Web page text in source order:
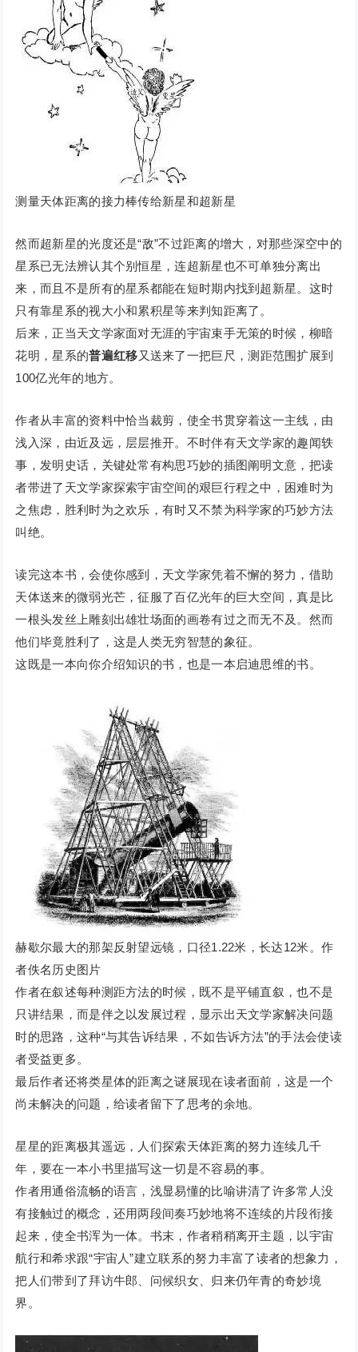
测量天体距离的接力棒传给新星和超新星
然而超新星的光度还是“敌”不过距离的增大，对那些深空中的
星系已无法辨认其个别恒星，连超新星也不可单独分离出
来，而且不是所有的星系都能在短时期内找到超新星。这时
只有靠星系的视大小和累积星等来判知距离了。
后来，正当天文学家面对无涯的宇宙束手无策的时候，柳暗
花明，星系的普遍红移又送来了一把巨尺，测距范围扩展到
100亿光年的地方。
作者从丰富的资料中恰当裁剪，使全书贯穿着这一主线，由
浅入深，由近及远，层层推开。不时伴有天文学家的趣闻轶
事，发明史话，关键处常有构思巧妙的插图阐明文意，把读
者带进了天文学家探索宇宙空间的艰巨行程之中，困难时为
之焦虑，胜利时为之欢乐，有时又不禁为科学家的巧妙方法
叫绝。
读完这本书，会使你感到，天文学家凭着不懈的努力，借助
天体送来的微弱光芒，征服了百亿光年的巨大空间，真是比
一根头发丝上雕刻出雄壮场面的画卷有过之而无不及。然而
他们毕竟胜利了，这是人类无穷智慧的象征。
这既是一本向你介绍知识的书，也是一本启迪思维的书。
赫歇尔最大的那架反射望远镜，口径1.22米，长达12米。作
者佚名历史图片
作者在叙述每种测距方法的时候，既不是平铺直叙，也不是
只讲结果，而是伴之以发展过程，显示出天文学家解决问题
时的思路，这种“与其告诉结果，不如告诉方法”的手法会使读
者受益更多。
最后作者还将类星体的距离之谜展现在读者面前，这是一个
尚未解决的问题，给读者留下了思考的余地。
星星的距离极其遥远，人们探索天体距离的努力连续几千
年，要在一本小书里描写这一切是不容易的事。
作者用通俗流畅的语言，浅显易懂的比喻讲清了许多常人没
有接触过的概念，还用两段间奏巧妙地将不连续的片段衔接
起来，使全书浑为一体。书末，作者稍稍离开主题，以宇宙
航行和希求跟“宇宙人”建立联系的努力丰富了读者的想象力，
把人们带到了拜访牛郎、问候织女、归来仍年青的奇妙境
界。